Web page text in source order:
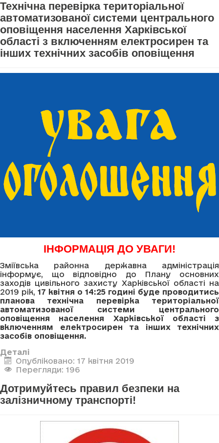
Технічна перевірка територіальної
автоматизованої системи центрального
оповіщення населення Харківської
області з включенням електросирен та
інших технічних засобів оповіщення
ІНФОРМАЦІЯ ДО УВАГИ!
Зміївська районна державна адміністрація
інформує, що відповідно до Плану основних
заходів цивільного захисту Харківської області на
2019 рік, 17 квітня о 14:25 годині буде проводитись
планова технічна перевірка територіальної
автоматизованої системи центрального
оповіщення населення Харківської області з
включенням електросирен та інших технічних
засобів оповіщення.
Деталі
Опубліковано: 17 квітня 2019
Перегляди: 196
Дотримуйтесь правил безпеки на
залізничному транспорті!